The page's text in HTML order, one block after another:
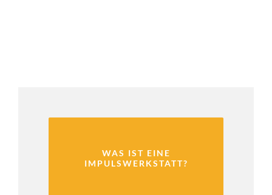
WAS IST EINE
IMPULSWERKSTATT?